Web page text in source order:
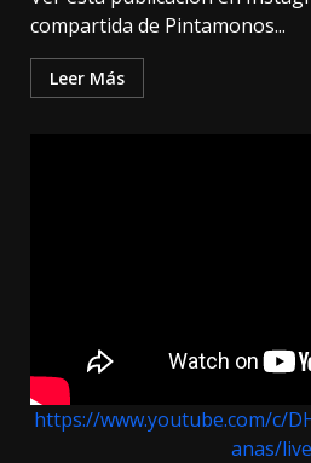
compartida de Pintamonos...
Leer Más
https://www.youtube.com/c/
anas/live